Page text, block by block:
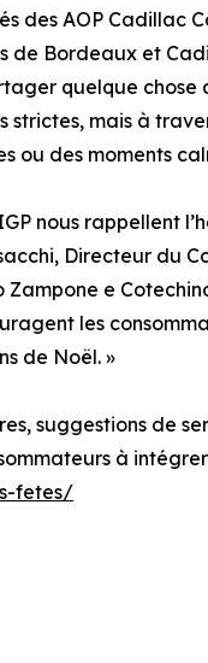
des AOP Cadillac
de Bordeaux et
quelque chose
mais à
ou des moments
nous rappellent
Directeur du
e
les
de Noël. »
suggestions de
à
fetes/